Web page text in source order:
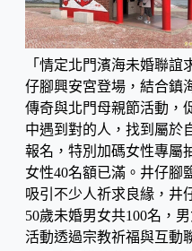
「情定北門濱海未婚聯
仔腳興安宮登場，結合鎮
傳奇與北門母親節活動，
中遇到對的人，找到屬於
報名，特別加碼女性專屬
女性40名額已滿。井仔腳
吸引不少人祈求良緣，井
50歲未婚男女共100名，
活動透過宗教祈福與互動